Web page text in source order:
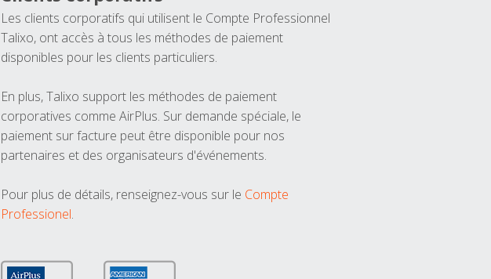
Les clients corporatifs qui utilisent le Compte Professionnel
Talixo, ont accès à tous les méthodes de paiement
disponibles pour les clients particuliers.
En plus, Talixo support les méthodes de paiement
corporatives comme AirPlus. Sur demande spéciale, le
paiement sur facture peut être disponible pour nos
partenaires et des organisateurs d'événements.
Pour plus de détails, renseignez-vous sur le Compte
Professionel.